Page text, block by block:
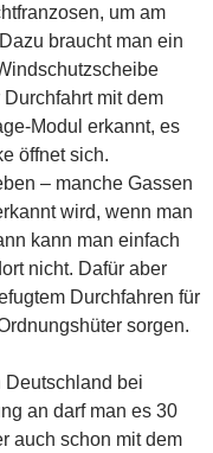
um am
braucht man ein
mit dem
Modul erkannt, es
öffnet sich.
– manche Gassen
wird, wenn man
kann man einfach
nicht. Dafür aber
Durchfahren für
sorgen.
Deutschland bei
an darf man es 30
auch schon mit dem